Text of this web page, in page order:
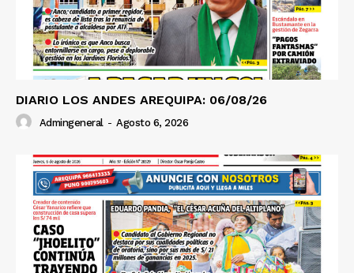
DIARIO LOS ANDES AREQUIPA: 06/08/26
Admingeneral - Agosto 6, 2026